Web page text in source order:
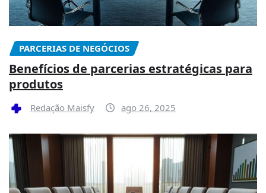
PARCERIAS DE NEGÓCIOS
Benefícios de parcerias estratégicas para
produtos
Redação Maisfy ago 26, 2025